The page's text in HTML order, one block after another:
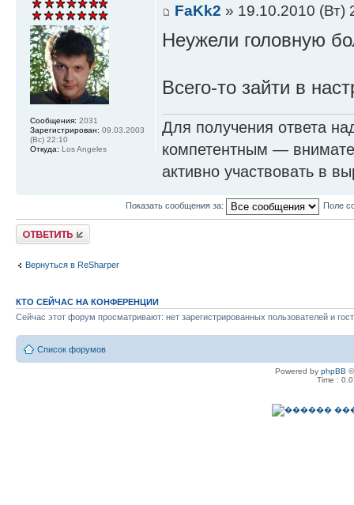
Сообщения: 2031
Зарегистрирован: 09.03.2003
(Вс) 22:10
Откуда: Los Angeles
FaKk2 » 19.10.2010 (Вт)
Неужели головную
Всего-то зайти в
Для получения ответа
компетентным —
активно участвовать в
Показать сообщения за: Поле
Ответить
Вернуться в ReSharper
КТО СЕЙЧАС НА КОНФЕРЕНЦИИ
Сейчас этот форум просматривают: нет зарегистрированных пользователей и
Список форумов
Powered by phpBB
Time :